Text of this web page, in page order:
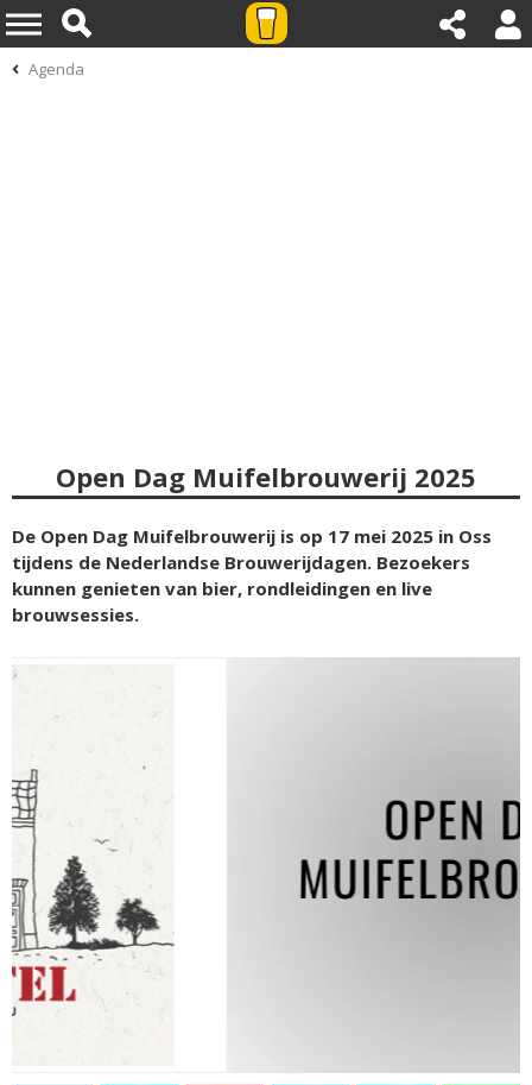
Agenda
Open Dag Muifelbrouwerij 2025
De Open Dag Muifelbrouwerij is op 17 mei 2025 in Oss
tijdens de Nederlandse Brouwerijdagen. Bezoekers
kunnen genieten van bier, rondleidingen en live
brouwsessies.